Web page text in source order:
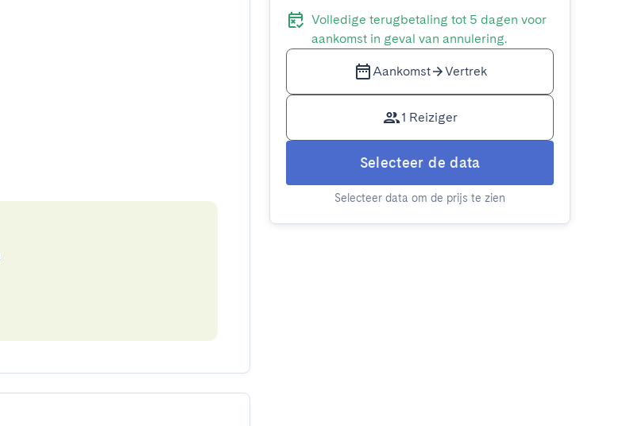
Volledige terugbetaling tot 5 dagen voor
aankomst in geval van annulering.
Aankomst Vertrek
1 Reiziger
Selecteer de data
Selecteer data om de prijs te zien